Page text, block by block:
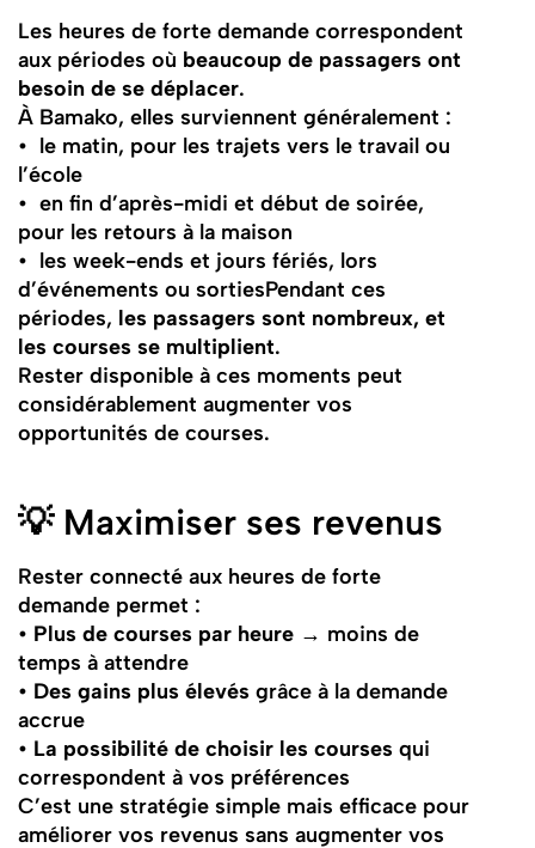
Les heures de forte demande correspondent
aux périodes où beaucoup de passagers ont
besoin de se déplacer.
À Bamako, elles surviennent généralement :
• le matin, pour les trajets vers le travail ou
l’école
• en fin d’après-midi et début de soirée,
pour les retours à la maison
• les week-ends et jours fériés, lors
d’événements ou sortiesPendant ces
périodes, les passagers sont nombreux, et
les courses se multiplient.
Rester disponible à ces moments peut
considérablement augmenter vos
opportunités de courses.
💡 Maximiser ses revenus
Rester connecté aux heures de forte
demande permet :
• Plus de courses par heure→ moins de
temps à attendre
• Des gains plus élevés grâce à la demande
accrue
• La possibilité de choisir les courses qui
correspondent à vos préférences
C’est une stratégie simple mais efficace pour
améliorer vos revenus sans augmenter vos